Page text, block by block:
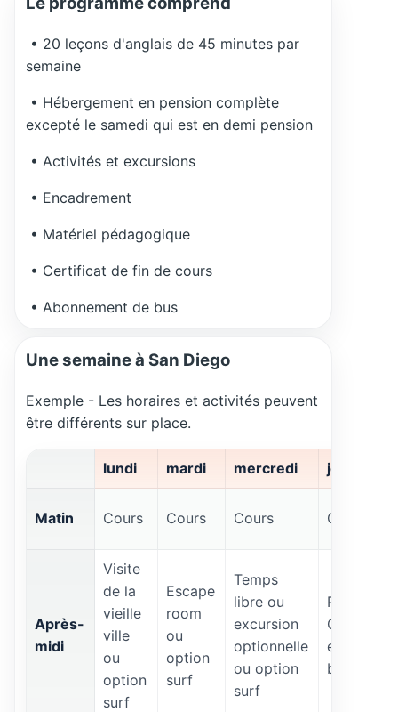
• 20 leçons d'anglais de 45 minutes par
semaine
• Hébergement en pension complète
excepté le samedi qui est en demi pension
• Activités et excursions
• Encadrement
• Matériel pédagogique
• Certificat de fin de cours
• Abonnement de bus
Une semaine à San Diego
Exemple - Les horaires et activités peuvent
être différents sur place.
lundi mardi mercredi jeudi
Matin Cours Cours Cours Cours
Après-
midi
Visite
de la
vieille
ville
ou
option
surf
Escape
room
ou
option
surf
Temps
libre ou
excursion
optionnelle
ou option
surf
Plage de
Coronado
et
barbecue